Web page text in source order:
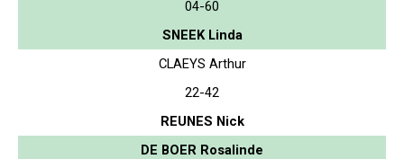
04-60
SNEEK Linda
CLAEYS Arthur
22-42
REUNES Nick
DE BOER Rosalinde